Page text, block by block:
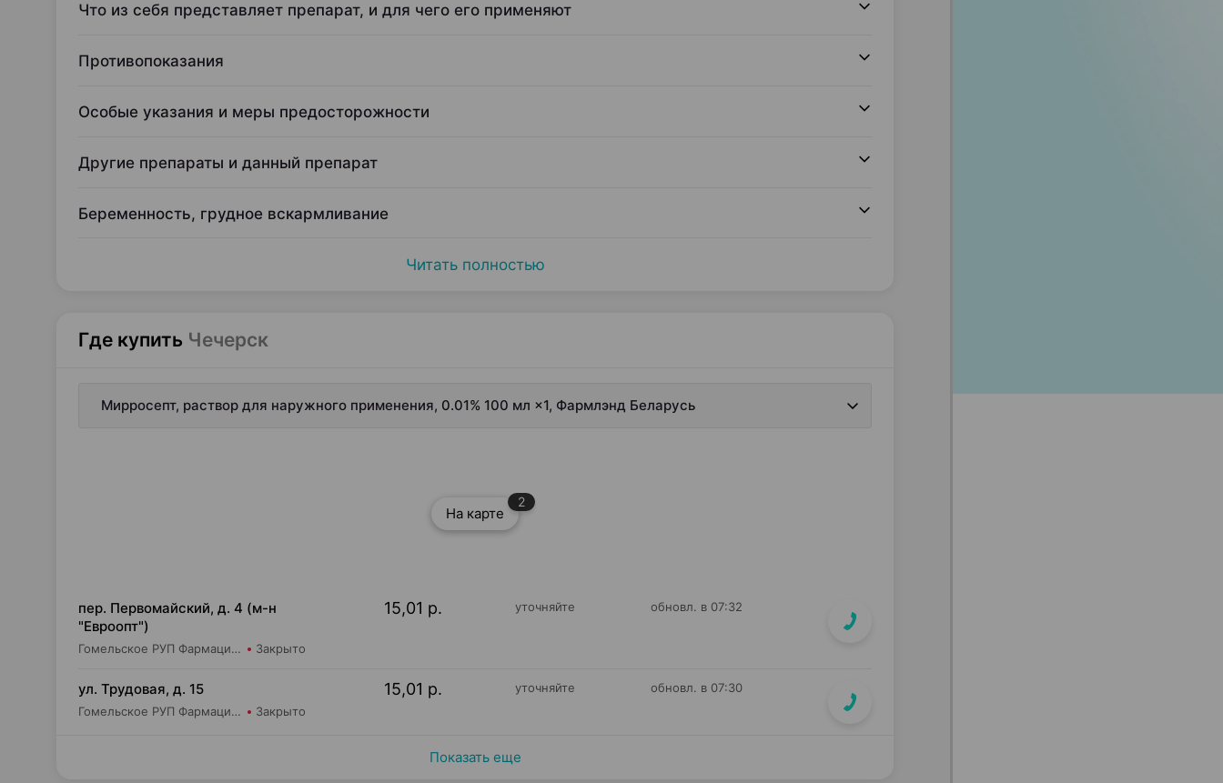
Что из себя представляет препарат, и для чего его применяют
Противопоказания
Особые указания и меры предосторожности
Другие препараты и данный препарат
Беременность, грудное вскармливание
Читать полностью
Где купить Чечерск
Мирросепт, раствор для наружного применения, 0.01% 100 мл ×1, Фармлэнд Беларусь
На карте
2
пер. Первомайский, д. 4 (м-н
"Евроопт")
Гомельское РУП Фармация Аптека №55/2 Закрыто
15,01 р. уточняйте обновл. в 07:32
ул. Трудовая, д. 15
Гомельское РУП Фармация Аптека №55/1 Закрыто
15,01 р. уточняйте обновл. в 07:30
Показать еще